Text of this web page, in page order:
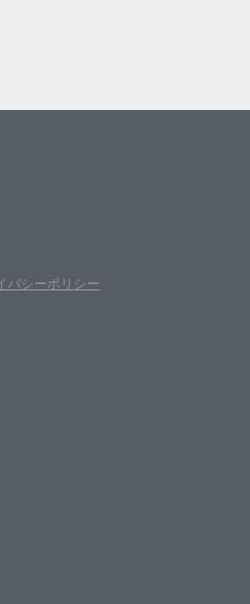
バシーポリシー